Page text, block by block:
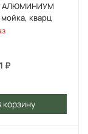
АЛЮМИНИУМ
кварц
₽
корзину